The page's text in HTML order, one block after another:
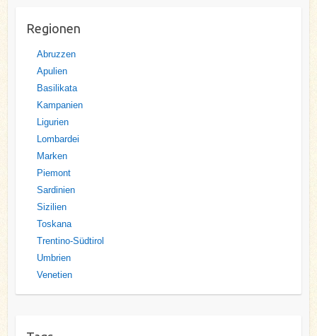
Regionen
Abruzzen
Apulien
Basilikata
Kampanien
Ligurien
Lombardei
Marken
Piemont
Sardinien
Sizilien
Toskana
Trentino-Südtirol
Umbrien
Venetien